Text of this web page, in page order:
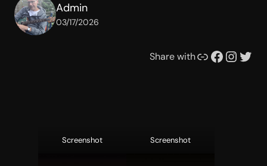
Admin
03/17/2026
Share withLink Facebook Instagram Twitter
Screenshot Screenshot